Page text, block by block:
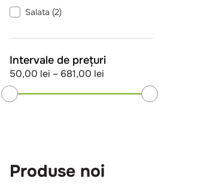
Salata (2)
Intervale de prețuri
50,00 lei – 681,00 lei
Produse noi